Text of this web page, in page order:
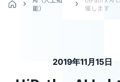
能）
催します
2019年11月15日